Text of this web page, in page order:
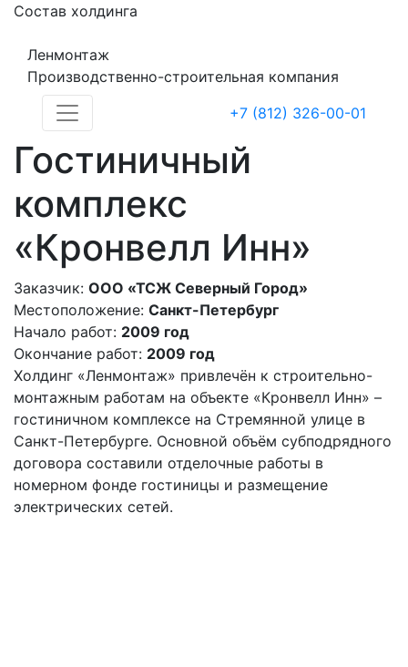
Состав холдинга
Ленмонтаж
Производственно-строительная компания
+7 (812) 326-00-01
Гостиничный
комплекс
«Кронвелл Инн»
Заказчик: ООО «ТСЖ Северный Город»
Местоположение: Санкт-Петербург
Начало работ: 2009 год
Окончание работ: 2009 год
Холдинг «Ленмонтаж» привлечён к строительно-
монтажным работам на объекте «Кронвелл Инн» –
гостиничном комплексе на Стремянной улице в
Санкт-Петербурге. Основной объём субподрядного
договора составили отделочные работы в
номерном фонде гостиницы и размещение
электрических сетей.